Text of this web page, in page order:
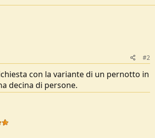
#2
con la variante di un pernotto in
decina di persone.